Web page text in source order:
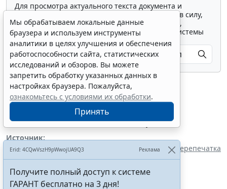
Для просмотра актуального текста документа и
получения полной информации о вступлении в силу,
изменениях и порядке применения документа,
воспользуйтесь поиском в Интернет-версии системы
ГАРАНТ:
Показать все материалы
Источник:
Правительство Ставропольского края
Перепечатка
Мы обрабатываем локальные данные
браузера и используем инструменты
аналитики в целях улучшения и обеспечения
работоспособности сайта, статистических
исследований и обзоров. Вы можете
запретить обработку указанных данных в
настройках браузера. Пожалуйста,
ознакомьтесь с условиями их обработки.
Принять
Erid: 4CQwVszH9pWwojUA9Q3 Реклама
Получите полный доступ к системе
ГАРАНТ бесплатно на 3 дня!